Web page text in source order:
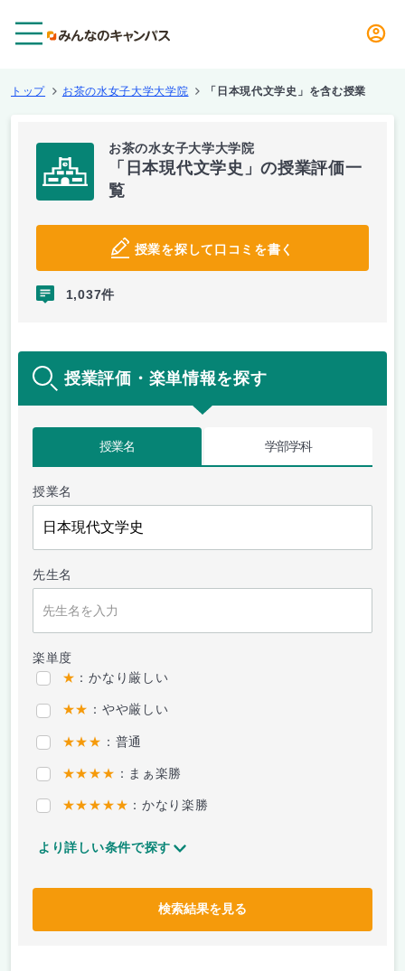
トップ お茶の水女子大学大学院 「日本現代文学史」を含む授業
お茶の水女子大学大学院
「日本現代文学史」の授業評価一
覧
授業を探して口コミを書く
1,037件
授業評価・楽単情報を探す
授業名 学部学科
授業名
先生名
楽単度
★ ：かなり厳しい
★★ ：やや厳しい
★★★ ：普通
★★★★ ：まぁ楽勝
★★★★★ ：かなり楽勝
より詳しい条件で探す
検索結果を見る